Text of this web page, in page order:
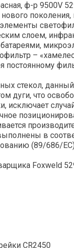
ф-р 9500V
слоем,
–
стекол,
дуги, что
исключает
в
(89/686/
Foxweld
CR2450